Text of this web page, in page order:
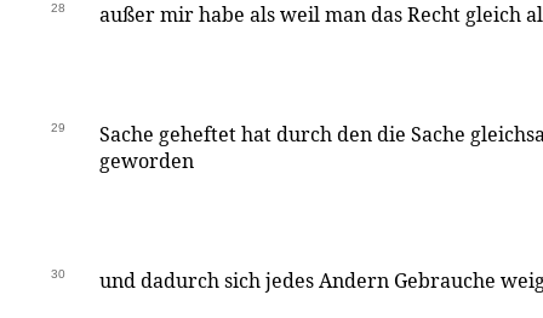
28 außer mir habe als weil man das Recht gleich
29
Sache geheftet hat durch den die Sache
geworden
30 und dadurch sich jedes Andern Gebrauche